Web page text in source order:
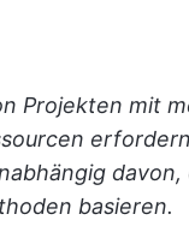
Projekten mit
davon,
basieren.